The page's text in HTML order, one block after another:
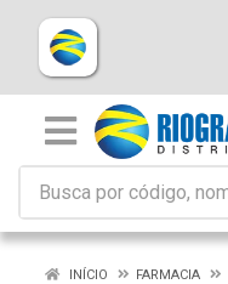
INÍCIO FARMACIA